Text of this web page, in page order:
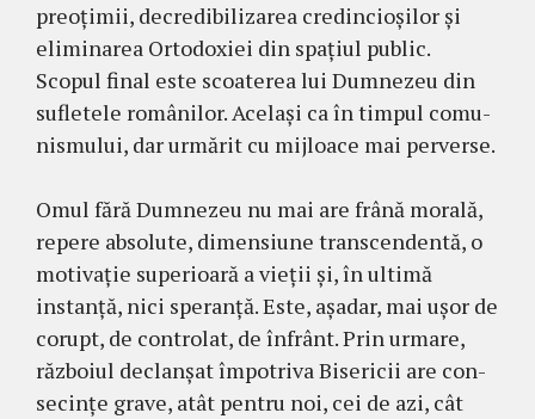
preoţimii, decredi­bili­za­rea credincioşilor şi
eli­mi­narea Ortodoxiei din spaţiul pu­blic.
Scopul final este scoaterea lui Dum­nezeu din
sufletele româ­ni­lor. Acelaşi ca în timpul co­mu­
nismului, dar urmărit cu mijloace mai perverse.
Omul fără Dumnezeu nu mai are frână mo­rală,
repere absolute, dimensiune transcendentă, o
motivaţie superioară a vieţii şi, în ultimă
instanţă, nici speranţă. Este, aşadar, mai uşor de
corupt, de controlat, de înfrânt. Prin urmare,
răz­boiul declanşat împotriva Bisericii are con­
secinţe grave, atât pentru noi, cei de azi, cât